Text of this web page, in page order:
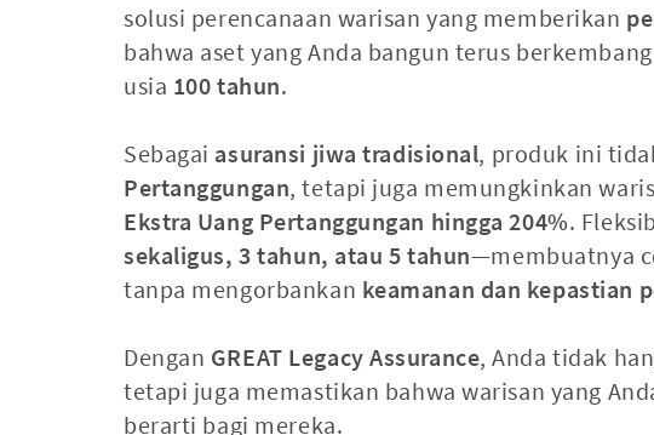
solusi perencanaan warisan yang memberikan
bahwa aset yang Anda bangun terus
usia 100 tahun.
Sebagai asuransi jiwa tradisional, produk ini
Pertanggungan, tetapi juga memungkinkan
Ekstra Uang Pertanggungan hingga 204%.
sekaligus, 3 tahun, atau 5 tahun—membuatnya
tanpa mengorbankan keamanan dan kepastian
Dengan GREAT Legacy Assurance, Anda tidak
tetapi juga memastikan bahwa warisan yang
berarti bagi mereka.